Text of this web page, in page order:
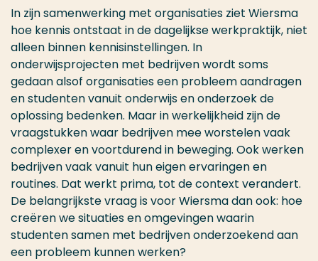
In zijn samenwerking met organisaties ziet Wiersma
hoe kennis ontstaat in de dagelijkse werkpraktijk, niet
alleen binnen kennisinstellingen. In
onderwijsprojecten met bedrijven wordt soms
gedaan alsof organisaties een probleem aandragen
en studenten vanuit onderwijs en onderzoek de
oplossing bedenken. Maar in werkelijkheid zijn de
vraagstukken waar bedrijven mee worstelen vaak
complexer en voortdurend in beweging. Ook werken
bedrijven vaak vanuit hun eigen ervaringen en
routines. Dat werkt prima, tot de context verandert.
De belangrijkste vraag is voor Wiersma dan ook: hoe
creëren we situaties en omgevingen waarin
studenten samen met bedrijven onderzoekend aan
een probleem kunnen werken?